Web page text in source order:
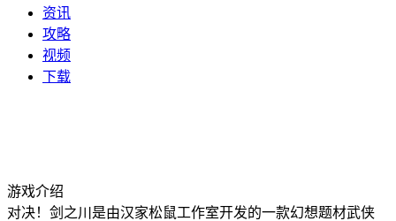
资讯
攻略
视频
下载
游戏介绍
对决！剑之川是由汉家松鼠工作室开发的一款幻想题材武侠